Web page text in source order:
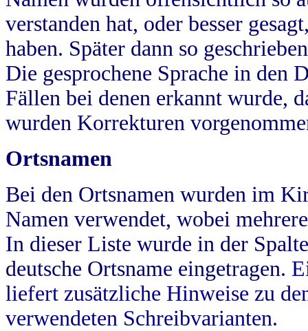
verstanden hat, oder besser
haben. Später dann so
Die gesprochene Sprache in
Fällen bei denen erkannt wurde,
wurden Korrekturen
Ortsnamen
Bei den Ortsnamen wurden im
Namen verwendet, wobei
In dieser Liste wurde in der
deutsche Ortsname eingetragen.
liefert zusätzliche Hinweise zu
verwendeten Schreibvarianten.